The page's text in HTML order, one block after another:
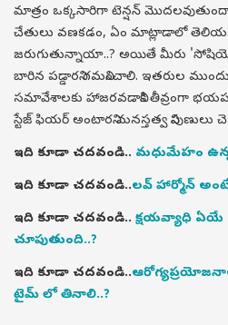
మాత్రం ఒక్కసారిగా టెన్షన్
చేతులు వణకడం, ఏం మాట్లాడాలో
జరుగుతున్నాయా..? అయితే మీరు
బారిన పడ్డారని గమనించాలి. ఇతరుల
సమావేశాలకు హాజరవడానికి తీవ్రంగా
స్టేజ్ ఫియర్ అంటారని మనస్తత్వ నిపుణులు
ఇది కూడా చదవండి.. మధుమేహం
ఇది కూడా చదవండి..లవ్ హార్మోన్
ఇది కూడా చదవండి.. క్షయవ్యాధి
చూపుతుంది..?
ఇది కూడా చదవండి..
టైమ్ లో తినాలి..?